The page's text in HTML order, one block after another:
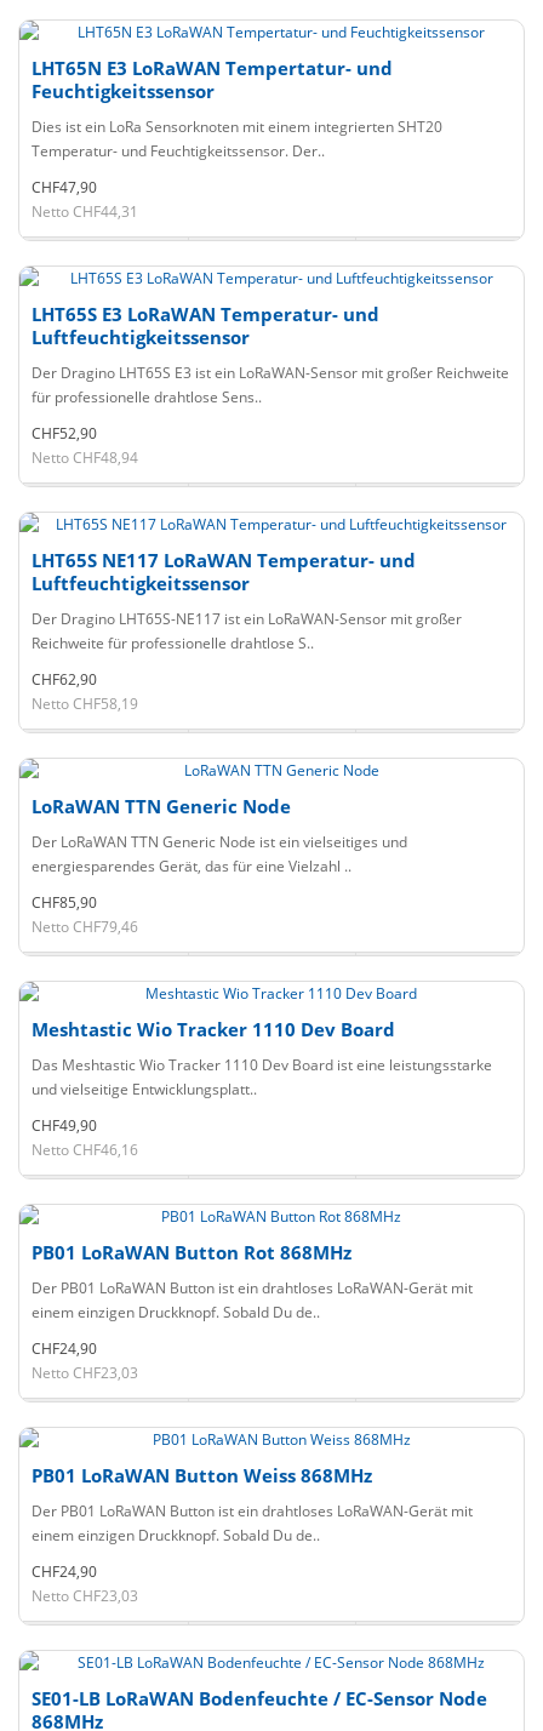
LHT65N E3 LoRaWAN Tempertatur- und
Feuchtigkeitssensor
Dies ist ein LoRa Sensorknoten mit einem integrierten SHT20
Temperatur- und Feuchtigkeitssensor. Der..
CHF47,90
Netto CHF44,31
LHT65S E3 LoRaWAN Temperatur- und
Luftfeuchtigkeitssensor
Der Dragino LHT65S E3 ist ein LoRaWAN-Sensor mit großer Reichweite
für professionelle drahtlose Sens..
CHF52,90
Netto CHF48,94
LHT65S NE117 LoRaWAN Temperatur- und
Luftfeuchtigkeitssensor
Der Dragino LHT65S-NE117 ist ein LoRaWAN-Sensor mit großer
Reichweite für professionelle drahtlose S..
CHF62,90
Netto CHF58,19
LoRaWAN TTN Generic Node
Der LoRaWAN TTN Generic Node ist ein vielseitiges und
energiesparendes Gerät, das für eine Vielzahl ..
CHF85,90
Netto CHF79,46
Meshtastic Wio Tracker 1110 Dev Board
Das Meshtastic Wio Tracker 1110 Dev Board ist eine leistungsstarke
und vielseitige Entwicklungsplatt..
CHF49,90
Netto CHF46,16
PB01 LoRaWAN Button Rot 868MHz
Der PB01 LoRaWAN Button ist ein drahtloses LoRaWAN-Gerät mit
einem einzigen Druckknopf. Sobald Du de..
CHF24,90
Netto CHF23,03
PB01 LoRaWAN Button Weiss 868MHz
Der PB01 LoRaWAN Button ist ein drahtloses LoRaWAN-Gerät mit
einem einzigen Druckknopf. Sobald Du de..
CHF24,90
Netto CHF23,03
SE01-LB LoRaWAN Bodenfeuchte / EC-Sensor Node
868MHz